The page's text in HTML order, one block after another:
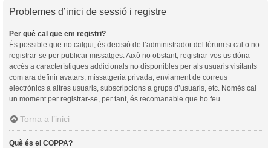
Problemes d’inici de sessió i registre
Per què cal que em registri?
És possible que no calgui, és decisió de l’administrador del fòrum si cal o no
registrar-se per publicar missatges. Això no obstant, registrar-vos us dóna
accés a característiques addicionals no disponibles per als usuaris visitants
com ara definir avatars, missatgeria privada, enviament de correus
electrònics a altres usuaris, subscripcions a grups d’usuaris, etc. Només cal
un moment per registrar-se, per tant, és recomanable que ho feu.
Torna a l’inici
Què és el COPPA?